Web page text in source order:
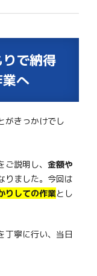
で納得
へ
がきっかけでし
説明し、 金額や
りました。今回は
りしての作業とし
丁寧に行い、当日